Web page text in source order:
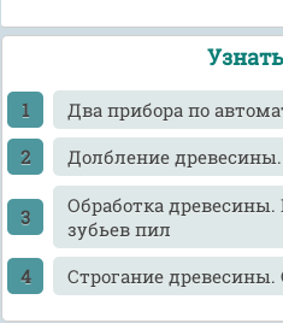
Два прибора по
Долбление
Обработка
зубьев пил
Строгание древесины.